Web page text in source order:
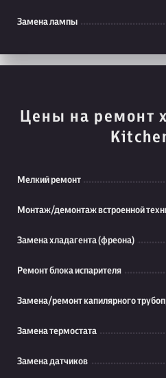
Замена лампы
Цены на ремонт
Мелкий ремонт
Монтаж/демонтаж встроенной
Замена хладагента (фреона)
Ремонт блока испарителя
Замена/ремонт капилярного
Замена термостата
Замена датчиков